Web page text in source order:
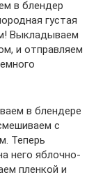
в блендер
густая
Выкладываем
и отправляем
в блендере
с
Теперь
него яблочно-
пленкой и